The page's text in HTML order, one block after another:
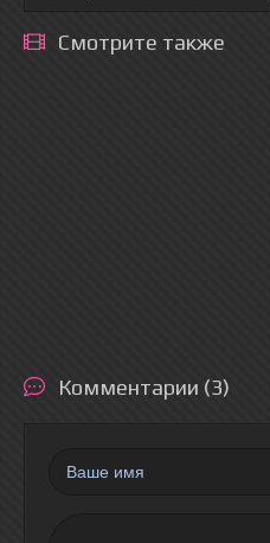
Смотрите также
Комментарии (3)